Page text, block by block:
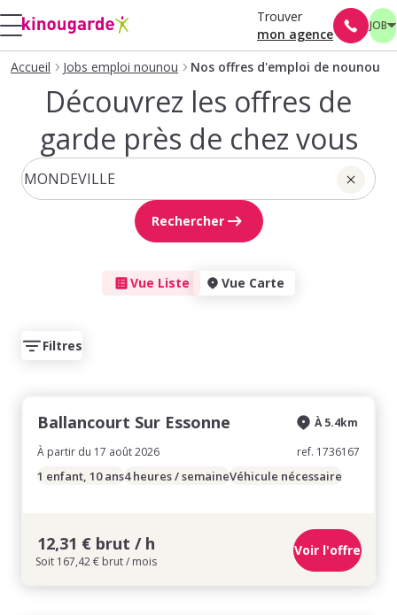
Trouver
mon agence
JOB
Accueil Jobs emploi nounou Nos offres d'emploi de nounou
Découvrez les offres de
garde près de chez vous
Rechercher
Vue Liste Vue Carte
Filtres
Ballancourt Sur Essonne
À partir du 17 août 2026
À 5.4km
ref. 1736167
1 enfant, 10 ans4 heures / semaineVéhicule nécessaire
12,31 € brut / h
Soit 167,42 € brut / mois
Voir l'offre